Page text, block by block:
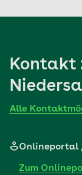
Kontakt
Alle
Onlineportal
Zum